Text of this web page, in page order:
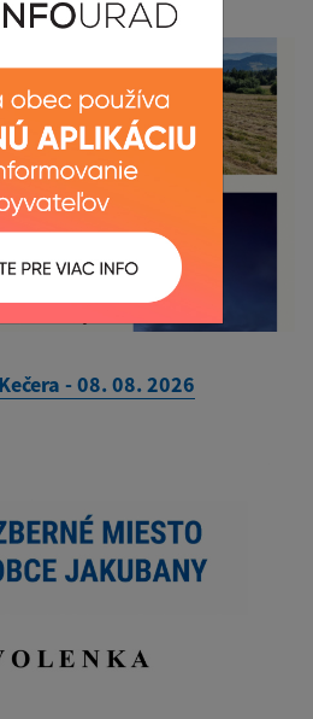
- 08. 08. 2026